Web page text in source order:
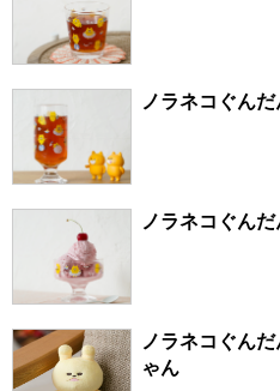
ノラネコぐん
ゃん